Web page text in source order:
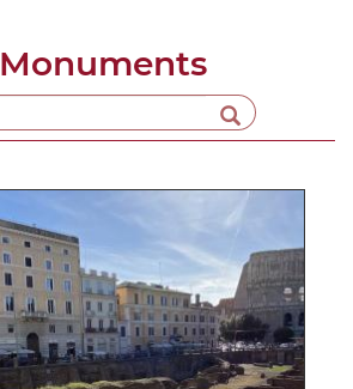
Monuments